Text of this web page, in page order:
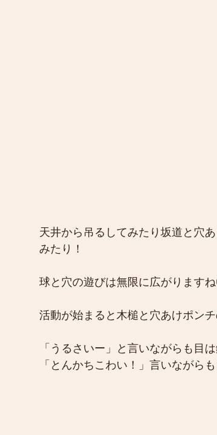
天井から吊るしてみたり坂道と穴
みたり！
球と穴の遊びは無限に広がります
活動が始まると木槌と穴あけポンチ
「うるさいー」と言いながらも目は
「とんかちこわい！」言いながら